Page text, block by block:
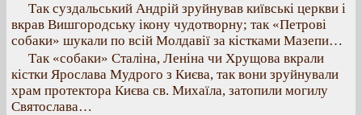
Так суздальський Андрій зруйнував київські церкви і
вкрав Вишгородську ікону чудотворну; так «Петрові
собаки» шукали по всій Молдавії за кістками Мазепи…
Так «собаки» Сталіна, Леніна чи Хрущова вкрали
кістки Ярослава Мудрого з Києва, так вони зруйнували
храм протектора Києва св. Михаїла, затопили могилу
Святослава…